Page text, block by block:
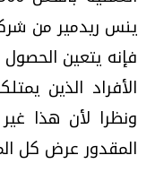
ينس ريدمير من
فإنه يتعين
الأفراد الذين
ونظرا لأن هذا
المقدور عرض كل